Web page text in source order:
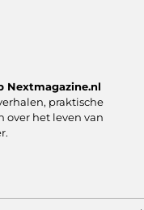
Nextmagazine.nl
praktische
over het leven van